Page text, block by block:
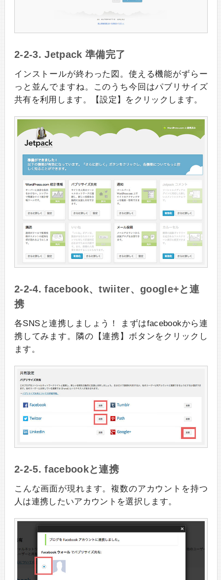
2-2-3. Jetpack 準備完了
インストールが終わった図。使える機能がずらー
っと並んでますね。このうち今回はパブリサイズ
共有を利用します。【設定】をクリックします。
2-2-4. facebook、twiiter、google+と連
携
各SNSと連携しましょう！ まずはfacebookから連
携してみます。隣の【連携】ボタンをクリックし
ます。
2-2-5. facebookと連携
こんな画面が現れます。複数のアカウントを持つ
人は連携したいアカウントを選択します。